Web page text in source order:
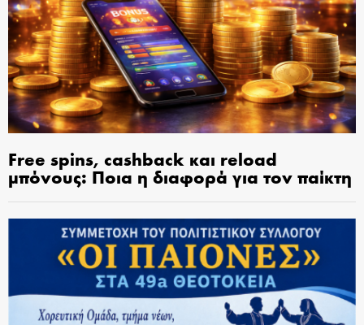
Free spins, cashback και reload
μπόνους: Ποια η διαφορά για τον παίκτη